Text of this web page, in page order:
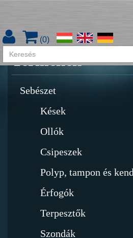
(0)
Termékek
Sebészet
Kések
Ollók
Csipeszek
Polyp, tampon és
Érfogók
Terpesztők
Szondák